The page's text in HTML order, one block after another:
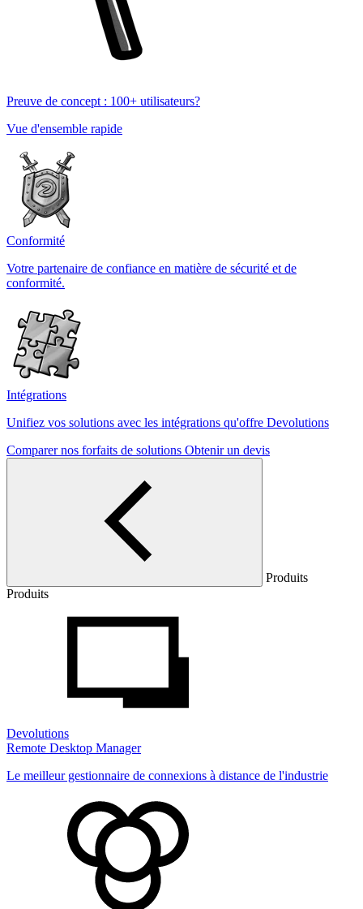
Preuve de concept : 100+ utilisateurs?
Vue d'ensemble rapide
Conformité
Votre partenaire de confiance en matière de sécurité et de
conformité.
Intégrations
Unifiez vos solutions avec les intégrations qu'offre Devolutions
Comparer nos forfaits de solutions Obtenir un devis
Produits
Produits
Devolutions
Remote Desktop Manager
Le meilleur gestionnaire de connexions à distance de l'industrie